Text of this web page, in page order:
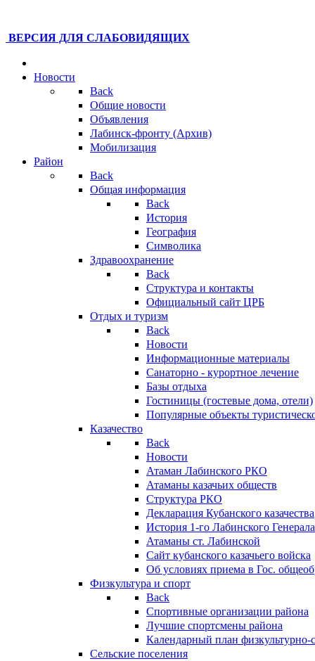
ВЕРСИЯ ДЛЯ СЛАБОВИДЯЩИХ
Новости
Back
Общие новости
Объявления
Лабинск-фронту (Архив)
Мобилизация
Район
Back
Общая информация
Back
История
География
Символика
Здравоохранение
Back
Структура и контакты
Официальный сайт ЦРБ
Отдых и туризм
Back
Новости
Информационные материалы
Санаторно - курортное лечение
Базы отдыха
Гостиницы (гостевые дома, отели)
Популярные объекты
Казачество
Back
Новости
Атаман Лабинского РКО
Атаманы казачьих обществ
Структура РКО
Декларация Кубанского казачества
История 1-го Лабинского
Атаманы ст. Лабинской
Cайт кубанского казачьего войска
Об условиях приема в Гос.
Физкультура и спорт
Back
Спортивные организации района
Лучшие спортсмены района
Календарный план
Сельские поселения